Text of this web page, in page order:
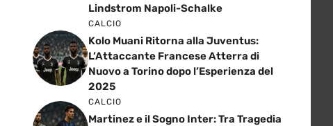
Lindstrom Napoli-Schalke
CALCIO
Kolo Muani Ritorna alla Juventus:
L’Attaccante Francese Atterra di
Nuovo a Torino dopo l’Esperienza del
2025
CALCIO
Martinez e il Sogno Inter: Tra Tragedia